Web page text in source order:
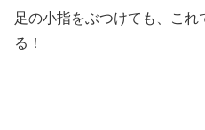
足の小指をぶつけても、こ
る！